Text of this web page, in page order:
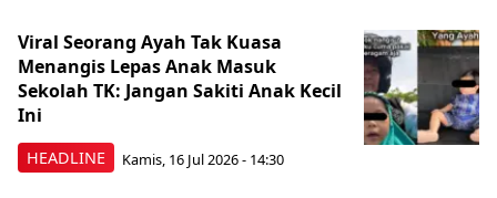
HEADLINE
Viral Seorang Ayah Tak Kuasa
Menangis Lepas Anak Masuk
Sekolah TK: Jangan Sakiti Anak Kecil
Ini
Kamis, 16 Jul 2026 - 14:30